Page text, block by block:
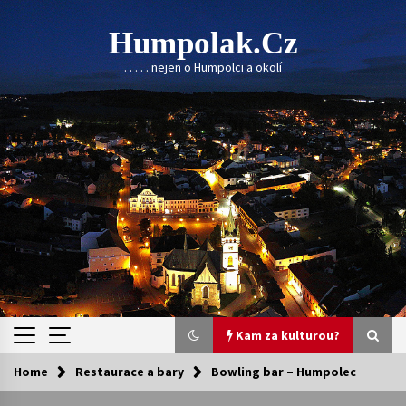
Skip
to
content
Humpolak.cz
. . . . . nejen o Humpolci a okolí
Kam za kulturou?
Kam za kulturou?
Home Restaurace a bary Bowling bar – Humpolec